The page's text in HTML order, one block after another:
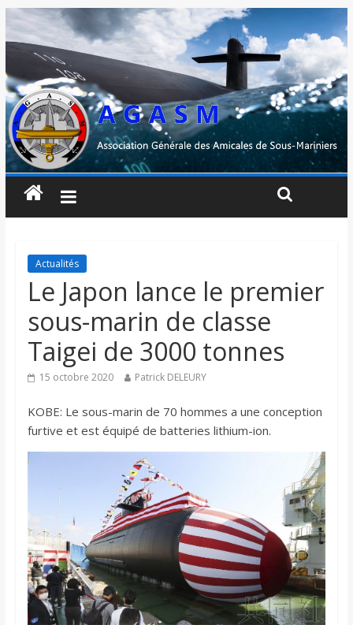
Actualités
Le Japon lance le premier
sous-marin de classe
Taigei de 3000 tonnes
15 octobre 2020 Patrick DELEURY
KOBE: Le sous-marin de 70 hommes a une conception
furtive et est équipé de batteries lithium-ion.